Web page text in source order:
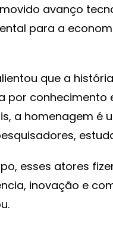
avanço
para a
que a
por
a homenagem
esses atores
inovação e